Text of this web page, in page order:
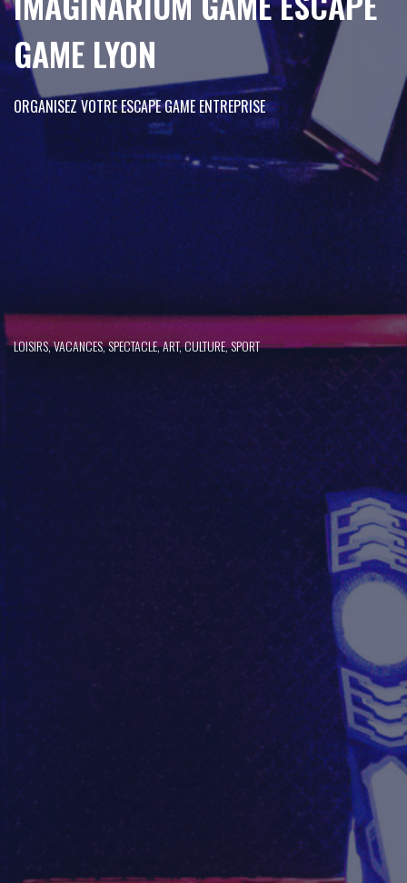
GAME LYON
ORGANISEZ VOTRE ESCAPE GAME ENTREPRISE
LOISIRS, VACANCES, SPECTACLE, ART, CULTURE, SPORT